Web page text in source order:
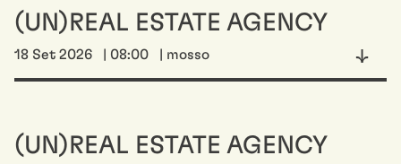
(UN)REAL ESTATE AGENCY
18 Set 2026 | 08:00 | mosso
(UN)REAL ESTATE AGENCY